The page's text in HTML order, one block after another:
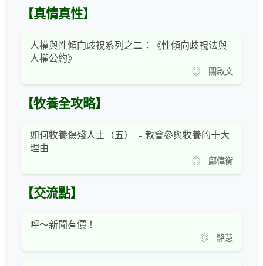
【真情真性】
人權與性傾向歧視系列之二：《性傾向歧視法與
人權公約》
◎ 關啟文
【牧養全攻略】
如何牧養傷殘人士（五） ﹣教會參與牧養的十大
理由
◎ 鄺偉衡
【交流點】
呼～新聞有價！
◎ 駱慧